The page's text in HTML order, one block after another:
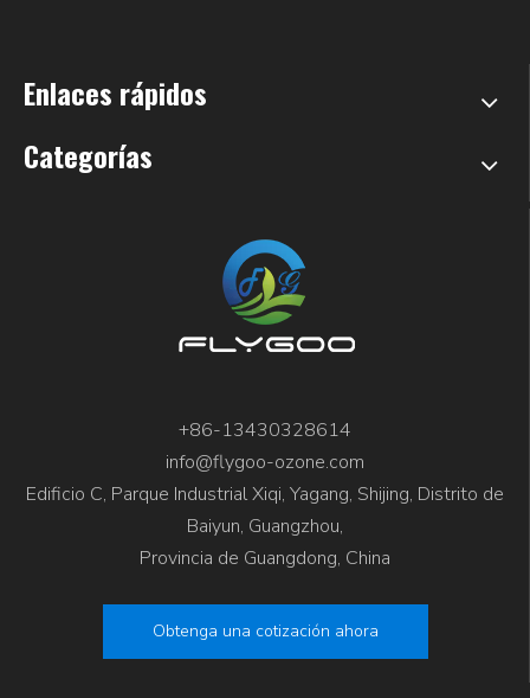
Enlaces rápidos
Categorías
+86-13430328614
info@flygoo-ozone.com
Edificio C, Parque Industrial Xiqi, Yagang, Shijing, Distrito de
Baiyun, Guangzhou,
Provincia de Guangdong, China
Obtenga una cotización ahora